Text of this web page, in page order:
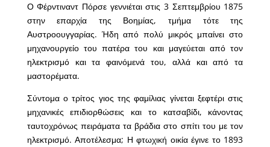
Ο Φέρντιναντ Πόρσε γεννιέται στις 3 Σεπτεμβρίου 1875
στην επαρχία της Βοημίας, τμήμα τότε της
Αυστροουγγαρίας. Ήδη από πολύ μικρός μπαίνει στο
μηχανουργείο του πατέρα του και μαγεύεται από τον
ηλεκτρισμό και τα φαινόμενά του, αλλά και από τα
μαστορέματα.
Σύντομα ο τρίτος γιος της φαμίλιας γίνεται ξεφτέρι στις
μηχανικές επιδιορθώσεις και το κατσαβίδι, κάνοντας
ταυτοχρόνως πειράματα τα βράδια στο σπίτι του με τον
ηλεκτρισμό. Αποτέλεσμα; Η φτωχική οικία έγινε το 1893